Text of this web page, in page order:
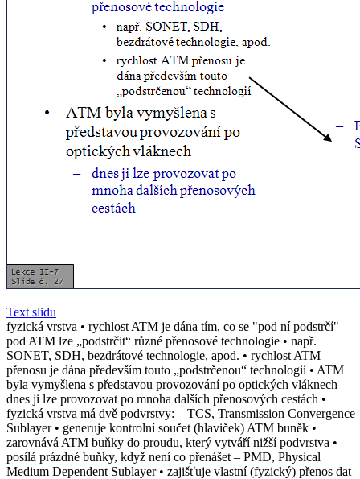
Text slidu
fyzická vrstva • rychlost ATM je dána tím, co se "pod ní podstrčí" –
pod ATM lze „podstrčit“ různé přenosové technologie • např.
SONET, SDH, bezdrátové technologie, apod. • rychlost ATM
přenosu je dána především touto „podstrčenou“ technologií • ATM
byla vymyšlena s představou provozování po optických vláknech –
dnes ji lze provozovat po mnoha dalších přenosových cestách •
fyzická vrstva má dvě podvrstvy: – TCS, Transmission Convergence
Sublayer • generuje kontrolní součet (hlaviček) ATM buněk •
zarovnává ATM buňky do proudu, který vytváří nižší podvrstva •
posílá prázdné buňky, když není co přenášet – PMD, Physical
Medium Dependent Sublayer • zajišťuje vlastní (fyzický) přenos dat